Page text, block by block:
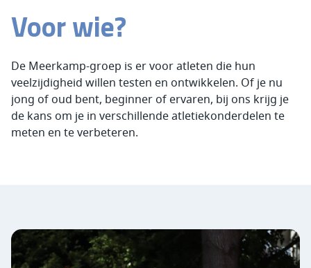
Voor wie?
De Meerkamp-groep is er voor atleten die hun
veelzijdigheid willen testen en ontwikkelen. Of je nu
jong of oud bent, beginner of ervaren, bij ons krijg je
de kans om je in verschillende atletiekonderdelen te
meten en te verbeteren.